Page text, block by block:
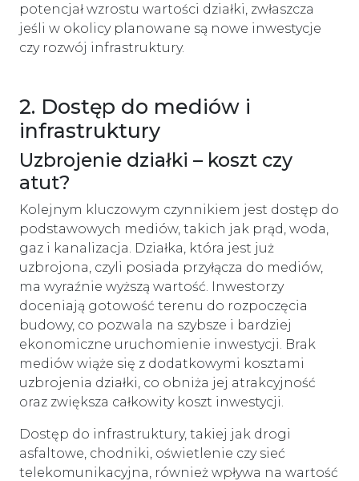
potencjał wzrostu wartości działki, zwłaszcza
jeśli w okolicy planowane są nowe inwestycje
czy rozwój infrastruktury.
2. Dostęp do mediów i
infrastruktury
Uzbrojenie działki – koszt czy
atut?
Kolejnym kluczowym czynnikiem jest dostęp do
podstawowych mediów, takich jak prąd, woda,
gaz i kanalizacja. Działka, która jest już
uzbrojona, czyli posiada przyłącza do mediów,
ma wyraźnie wyższą wartość. Inwestorzy
doceniają gotowość terenu do rozpoczęcia
budowy, co pozwala na szybsze i bardziej
ekonomiczne uruchomienie inwestycji. Brak
mediów wiąże się z dodatkowymi kosztami
uzbrojenia działki, co obniża jej atrakcyjność
oraz zwiększa całkowity koszt inwestycji.
Dostęp do infrastruktury, takiej jak drogi
asfaltowe, chodniki, oświetlenie czy sieć
telekomunikacyjna, również wpływa na wartość